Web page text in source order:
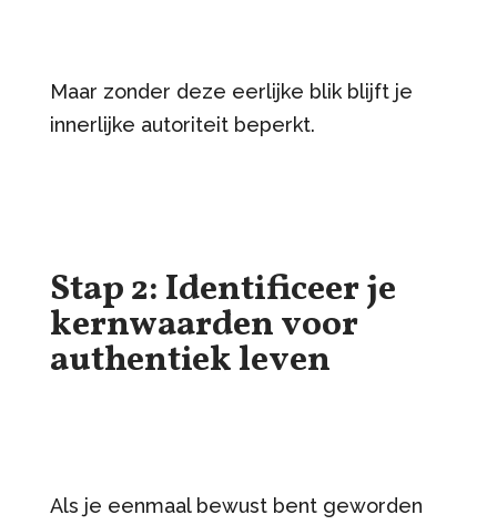
Maar zonder deze eerlijke blik blijft je
innerlijke autoriteit beperkt.
Stap 2: Identificeer je
kernwaarden voor
authentiek leven
Als je eenmaal bewust bent geworden